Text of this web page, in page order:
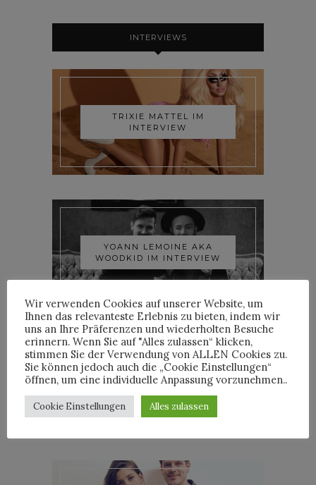
INTERVIEWS
TRIXIE MATTEL IM
INTERVIEW
YOANN LEMOINE AKA
WOODKID IM INTERVIEW
ROOSEVELT IM INTERVIEW
Wir verwenden Cookies auf unserer Website, um
Ihnen das relevanteste Erlebnis zu bieten, indem wir
uns an Ihre Präferenzen und wiederholten Besuche
erinnern. Wenn Sie auf "Alles zulassen“ klicken,
stimmen Sie der Verwendung von ALLEN Cookies zu.
Sie können jedoch auch die „Cookie Einstellungen“
öffnen, um eine individuelle Anpassung vorzunehmen..
Cookie Einstellungen Alles zulassen